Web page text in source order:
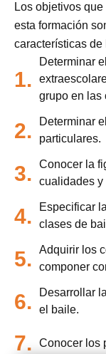
Los objetivos
esta formación
características
1.
Determinar
grupo en las
2.
Determinar
particulares.
3.
Conocer la
cualidades y
4.
Especificar
clases de
5.
Adquirir los
componer
6.
Desarrollar
el baile.
7. Conocer los